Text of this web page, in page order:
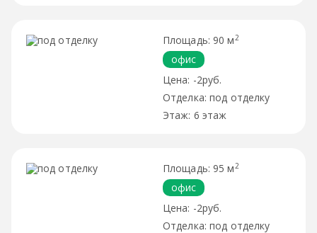
90 м 2
офис
-2руб.
под отделку
6 этаж
95 м 2
офис
-2руб.
под отделку